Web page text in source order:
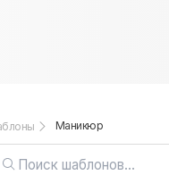
Маникюр